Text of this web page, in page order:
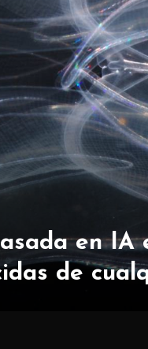
en IA
de